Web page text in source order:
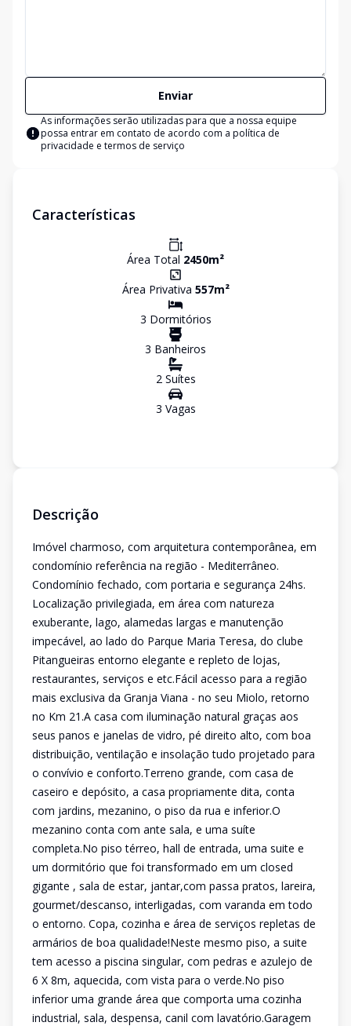
Enviar
As informações serão utilizadas para que a nossa equipe
possa entrar em contato de acordo com a política de
privacidade e termos de serviço
Características
Área Total 2450m²
Área Privativa 557m²
3 Dormitórios
3 Banheiros
2Suítes
3 Vagas
Descrição
Imóvel charmoso, com arquitetura contemporânea, em
condomínio referência na região - Mediterrâneo.
Condomínio fechado, com portaria e segurança 24hs.
Localização privilegiada, em área com natureza
exuberante, lago, alamedas largas e manutenção
impecável, ao lado do Parque Maria Teresa, do clube
Pitangueiras entorno elegante e repleto de lojas,
restaurantes, serviços e etc.Fácil acesso para a região
mais exclusiva da Granja Viana - no seu Miolo, retorno
no Km 21.A casa com iluminação natural graças aos
seus panos e janelas de vidro, pé direito alto, com boa
distribuição, ventilação e insolação tudo projetado para
o convívio e conforto.Terreno grande, com casa de
caseiro e depósito, a casa propriamente dita, conta
com jardins, mezanino, o piso da rua e inferior.O
mezanino conta com ante sala, e uma suíte
completa.No piso térreo, hall de entrada, uma suite e
um dormitório que foi transformado em um closed
gigante , sala de estar, jantar,com passa pratos, lareira,
gourmet/descanso, interligadas, com varanda em todo
o entorno. Copa, cozinha e área de serviços repletas de
armários de boa qualidade!Neste mesmo piso, a suite
tem acesso a piscina singular, com pedras e azulejo de
6 X 8m, aquecida, com vista para o verde.No piso
inferior uma grande área que comporta uma cozinha
industrial, sala, despensa, canil com lavatório.Garagem